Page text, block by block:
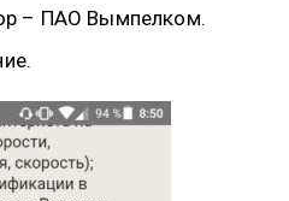
– ПАО Вымпелком.